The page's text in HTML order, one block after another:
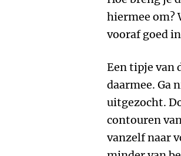
hiermee om?
vooraf goed
Een tipje van
daarmee. Ga
uitgezocht.
contouren
vanzelf naar